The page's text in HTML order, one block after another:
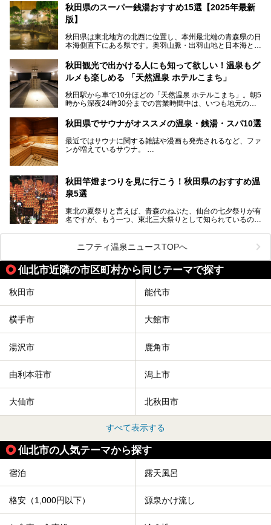
秋田県のスーパー銭湯おすすめ15選【2025年最新
版】
秋田県は東北地方の北西に位置し、本州最北端の青森県の日
本海側直下にある県です。奥羽山脈・出羽山地と日本海とい
界自然遺産に登録された白神山地のほか、多くの国立公園・
国定公園を擁しています。
「あきたこまち」に代表される米の生産量は国内第3位。米
ハタハタ・しょっつる（魚醤）といった独特の食材も豊富で
す。
げ」など、全国的に有名な催しも多い秋田県。観光旅行にも
役立つ、県内のおすすめスーパー銭湯＆立ち寄り湯情報をご
紹介します。
秋田観光で出かける人にも知って欲しい！温泉もグ
ルメも楽しめる 「天然温泉 ホテルこまち」
秋田駅から車で10分ほどの「天然温泉 ホテルこまち」。朝5
時から深夜24時30分までの営業時間中は、いつも地元の人
岩盤浴入り放題なのに1泊3,500円からと破格の安さ！
観光にも便利な「天然温泉 ホテルこまち」の魅力をたっぷ
りお届けします。
秋田県でサウナがオススメの温泉・銭湯・スパ10選
最近ではサウナに関する雑誌や漫画も発売されるなど、ファ
ンが増えているサウナ。
こだわりを持つ施設も増えています。
今回はそんな今話題のサウナが楽しめる、秋田県内にあるオ
ススメ温泉・銭湯・スパを10件まとめてご紹介します。
秋田竿燈まつりを見に行こう！秋田県のおすすめ温
泉5選
東北の夏祭りと言えば、青森のねぶた、仙台の七夕祭りが有
名ですが、もう一つ、東北三大祭りとして知られているのが
毎年8月3日から6日に行われる「秋田竿燈まつり」は、たく
さんの提灯をぶらさげた大きな竿燈を「ドッコイショ」の掛
け声にあわせて秋田駅周辺を練り歩きます。
竿燈の数は230本、１万個の提灯がまるで天の川のように連
なり、秋田の夜を照らします。
竿燈まつりを見た後は、秋田の温泉で骨休め。秋田美人を生
ニフティ温泉ニュースTOPへ
仙北市近隣の市区町村から同じテーマで探す
秋田市 能代市
横手市 大館市
湯沢市 鹿角市
由利本荘市 潟上市
大仙市 北秋田市
すべて表示する
仙北市の人気テーマから探す
宿泊 露天風呂
格安（1,000円以下） 源泉かけ流し